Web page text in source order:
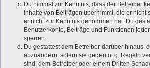
Du nimmst zur Kenntnis, dass der Betreiber
Inhalte von Beiträgen übernimmt, die er nicht
er nicht zur Kenntnis genommen hat. Du
Benutzerkonto, Beiträge und Funktionen
sperren.
Du gestattest dem Betreiber darüber hinaus,
abzuändern, sofern sie gegen o. g. Regeln
sind, dem Betreiber oder einem Dritten